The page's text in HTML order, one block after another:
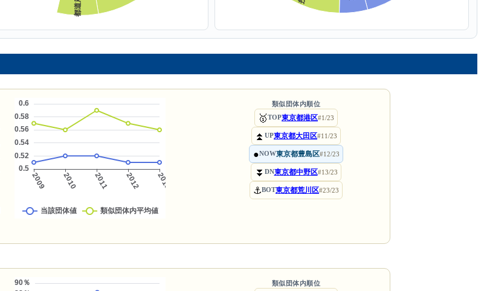
類似団体内順位
🥇TOP東京都港区#1/23
⏫ UP東京都大田区#11/23
●NOW東京都豊島区#12/23
⏬ DN東京都中野区#13/23
⚓BOT東京都荒川区#23/23
類似団体内順位